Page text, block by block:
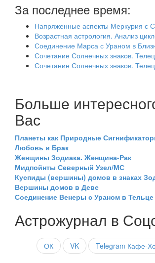
За последнее время:
Напряженные аспекты Меркурия с
Возрастная астрология. Анализ
Соединение Марса с Ураном в
Сочетание Солнечных знаков.
Сочетание Солнечных знаков.
Больше
Вас
Планеты как Природные
Любовь и Брак
Женщины Зодиака. Женщина-Рак
Мидпойнты Северный Узел/МС
Куспиды (вершины) домов в знаках
Вершины домов в Деве
Соединение Венеры с Ураном в Тельце
Астрожурнал в
ОК VK Telegram Кафе-